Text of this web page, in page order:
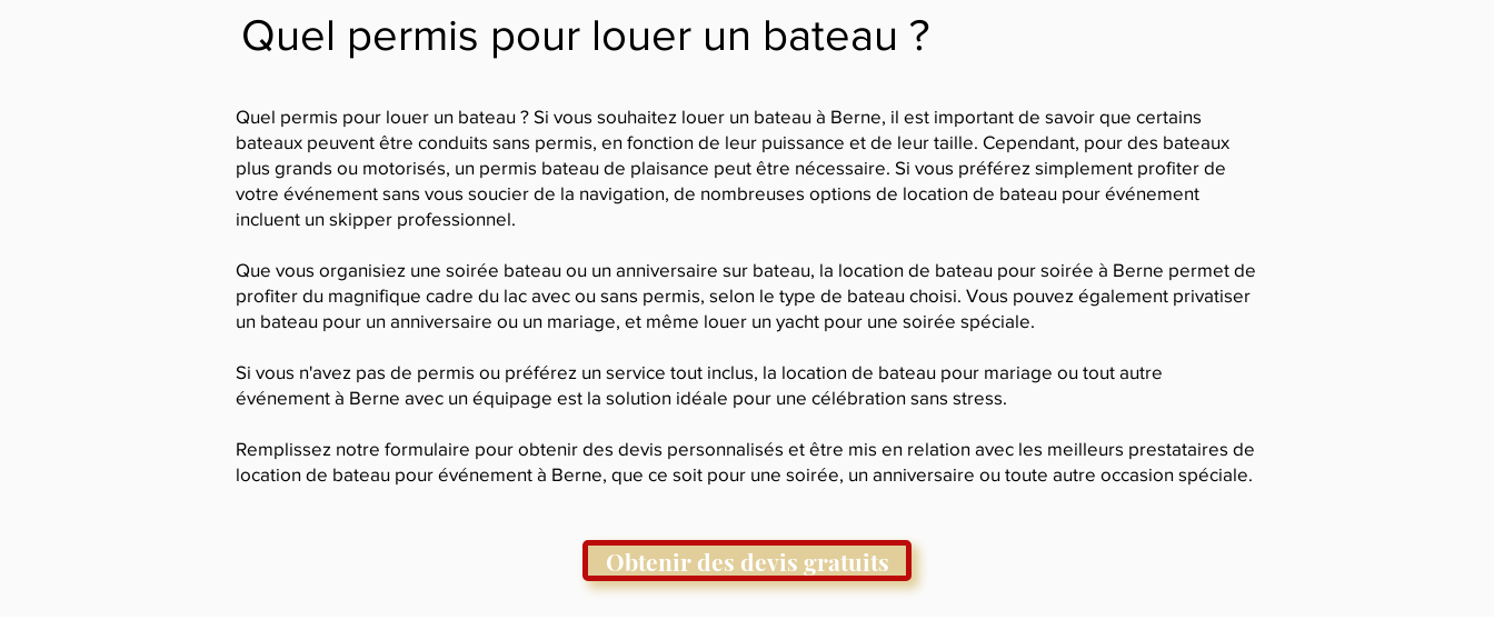
Quel permis pour louer un bateau ?
Quel permis pour louer un bateau ? Si vous souhaitez louer un bateau à Berne, il est important de savoir que certains
bateaux peuvent être conduits sans permis, en fonction de leur puissance et de leur taille. Cependant, pour des bateaux
plus grands ou motorisés, un permis bateau de plaisance peut être nécessaire. Si vous préférez simplement profiter de
votre événement sans vous soucier de la navigation, de nombreuses options de location de bateau pour événement
incluent un skipper professionnel.
Que vous organisiez une soirée bateau ou un anniversaire sur bateau, la location de bateau pour soirée à Berne permet de
profiter du magnifique cadre du lac avec ou sans permis, selon le type de bateau choisi. Vous pouvez également privatiser
un bateau pour un anniversaire ou un mariage, et même louer un yacht pour une soirée spéciale.
Si vous n'avez pas de permis ou préférez un service tout inclus, la location de bateau pour mariage ou tout autre
événement à Berne avec un équipage est la solution idéale pour une célébration sans stress.
Remplissez notre formulaire pour obtenir des devis personnalisés et être mis en relation avec les meilleurs prestataires de
location de bateau pour événement à Berne, que ce soit pour une soirée, un anniversaire ou toute autre occasion spéciale.
Obtenir des devis gratuits